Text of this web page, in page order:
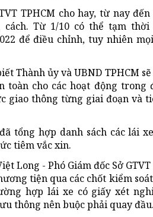
TPHCM cho hay, từ nay
Từ 1/10 có thể tạm thời
để điều chỉnh, tuy nhiên
Thành ủy và UBND TPHCM
cho các hoạt động trong
giao thông từng giai đoạn và
đã tổng hợp danh sách các lái
tiêm vắc xin.
Long - Phó Giám đốc Sở
tiện qua các chốt kiểm
hợp lái xe có giấy xét
thông nên buộc phải quay